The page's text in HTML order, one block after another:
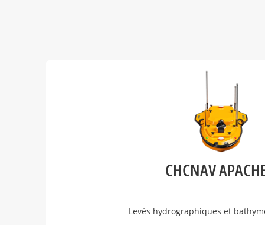
CHCNAV
Levés hydrographiques et